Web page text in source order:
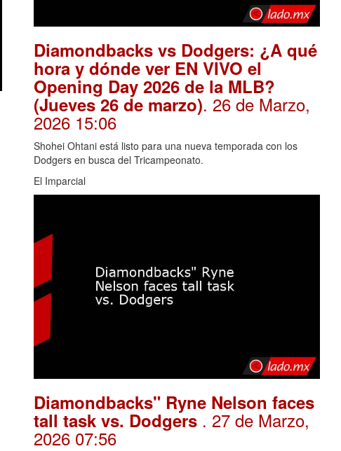
Diamondbacks vs Dodgers: ¿A qué
hora y dónde ver EN VIVO el
Opening Day 2026 de la MLB?
(Jueves 26 de marzo). 26 de Marzo,
2026 15:06
Shohei Ohtani está listo para una nueva temporada con los
Dodgers en busca del Tricampeonato.
El Imparcial
Diamondbacks" Ryne Nelson faces
tall task vs. Dodgers . 27 de Marzo,
2026 07:56